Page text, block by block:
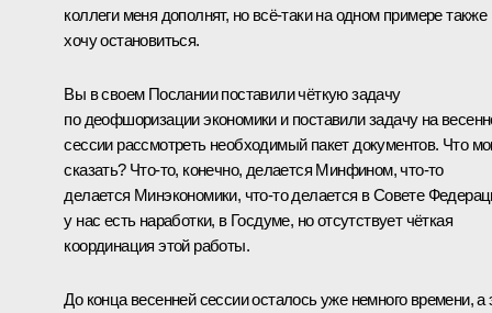
коллеги меня дополнят, но всё‑таки на одном примере также
хочу остановиться.
Вы в своем Послании поставили чёткую задачу
по деофшоризации экономики и поставили задачу на
сессии рассмотреть необходимый пакет документов. Что
сказать? Что‑то, конечно, делается Минфином, что‑то
делается Минэкономики, что‑то делается в Совете
у нас есть наработки, в Госдуме, но отсутствует чёткая
координация этой работы.
До конца весенней сессии осталось уже немного времени, а